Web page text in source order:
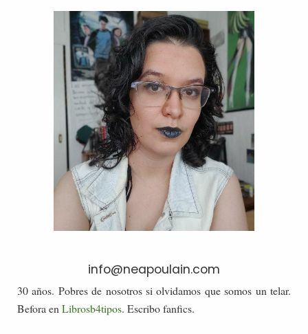
info@neapoulain.com
30 años. Pobres de nosotros si olvidamos que somos un telar.
Befora en Librosb4tipos. Escribo fanfics.